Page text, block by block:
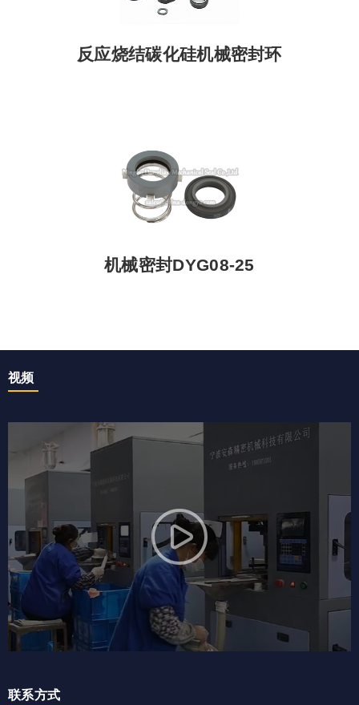
反应烧结碳化硅机械密封环
机械密封DYG08-25
视频
联系方式